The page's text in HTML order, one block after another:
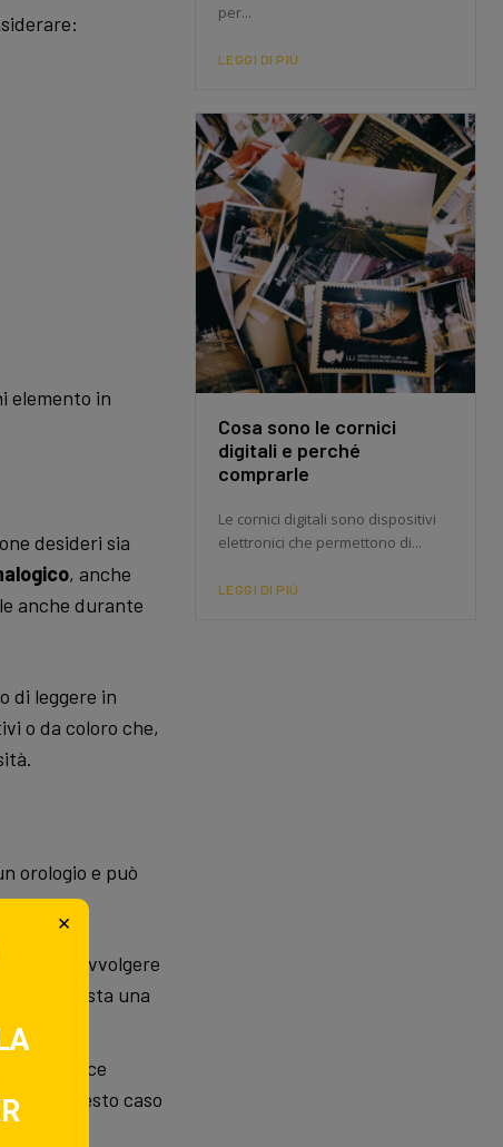
elemento in
desideri sia
, anche
anche durante
di leggere in
o da coloro che,
orologio e può
da avvolgere
prevista una
al semplice
in questo caso
per...
LEGGI DI PIÙ
Cosa sono le cornici
digitali e perché
comprarle
Le cornici digitali sono dispositivi
elettronici che permettono di...
LEGGI DI PIÙ
×